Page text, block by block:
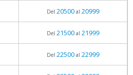
Del 20500al 20999
Del 21500al 21999
Del 22500al 22999